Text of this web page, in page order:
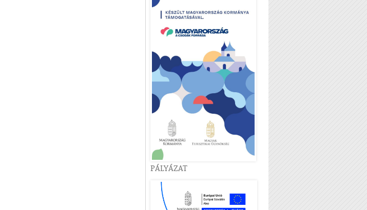
PÁLYÁZAT